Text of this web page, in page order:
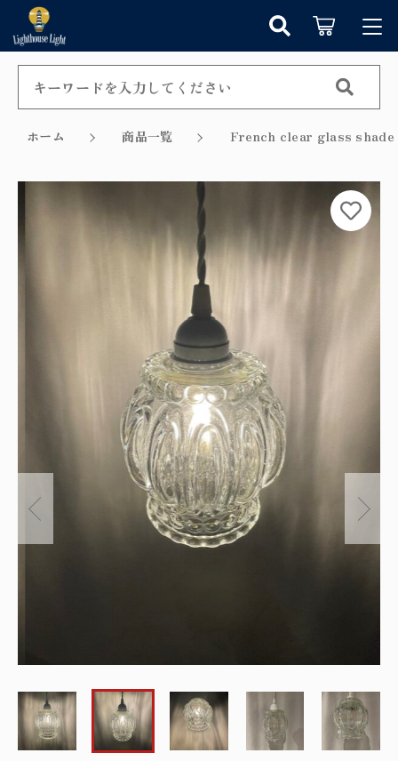
ホーム 商品一覧 French clear glass shade
カートに商品を追加しました
ショッピングを続ける
カートを確認する
ログイン / 会員登録
お知らせ
お気に入り
カテゴリーから探す
セール商品から探す
取付方法／取付事例／修理事例
Lighthouse Lightについて
お問い合わせ
ペンダントライト
テーブルランプ
ウォールランプ
フロアランプ
オリジナルランプ
フィンスタイル
アンティーク小物/家具
キーワード検索
親カテゴリ
～
セール
並び順